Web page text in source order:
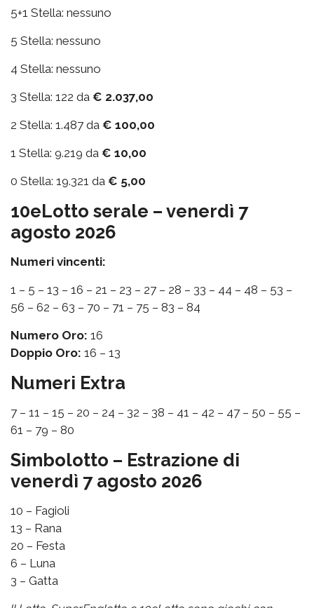
5+1 Stella: nessuno
5 Stella: nessuno
4 Stella: nessuno
3 Stella: 122 da € 2.037,00
2 Stella: 1.487 da € 100,00
1 Stella: 9.219 da € 10,00
0 Stella: 19.321 da € 5,00
10eLotto serale – venerdì 7
agosto 2026
Numeri vincenti:
1 – 5 – 13 – 16 – 21 – 23 – 27 – 28 – 33 – 44 – 48 – 53 –
56 – 62 – 63 – 70 – 71 – 75 – 83 – 84
Numero Oro: 16
Doppio Oro: 16 – 13
Numeri Extra
7 – 11 – 15 – 20 – 24 – 32 – 38 – 41 – 42 – 47 – 50 – 55 –
61 – 79 – 80
Simbolotto – Estrazione di
venerdì 7 agosto 2026
10 – Fagioli
13 – Rana
20 – Festa
6 – Luna
3 – Gatta